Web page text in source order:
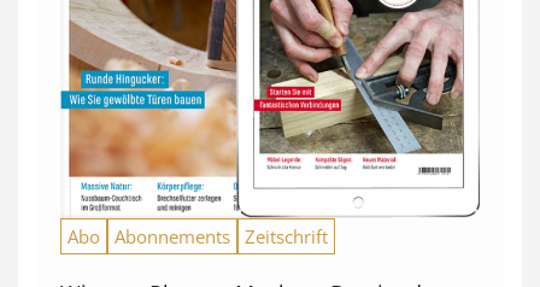
Abo Abonnements Zeitschrift